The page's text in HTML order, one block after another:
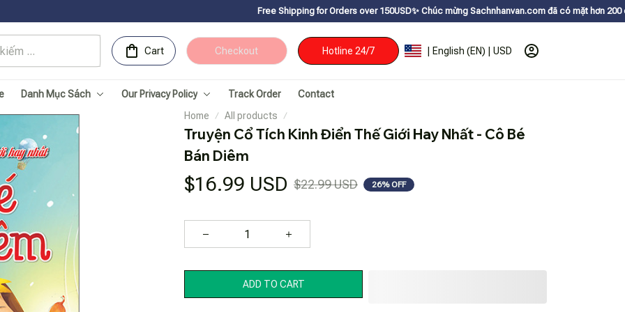
Free Shipping for Orders over 150USDㅤ✨ Chúc mừng Sachnhanvan.com đã có mặt hơn 200 quốc gia như
Cart Checkout Hotline 24/7 | English (EN) | USD
Danh Mục Sách Our Privacy Policy Track Order
Contact
Home
All products
Truyện Cổ Tích Kinh Điển Thế Giới Hay Nhất - Cô Bé
Bán Diêm
$16.99 USD $22.99 USD 26% OFF
ADD TO CART